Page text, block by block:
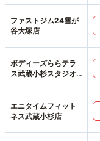
ファストジム24雪が
谷大塚店
ボディーズららテラ
ス武蔵小杉スタジオ
エニタイムフィット
ネス武蔵小杉店